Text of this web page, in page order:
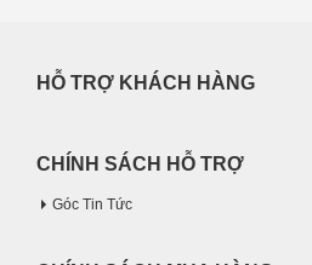
HỖ TRỢ KHÁCH HÀNG
CHÍNH SÁCH HỖ TRỢ
Góc Tin Tức